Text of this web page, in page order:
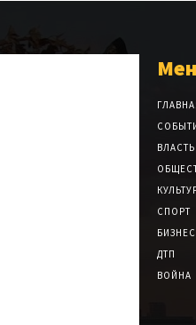
ВЛАСТЬ
СПОРТ
БИЗНЕС
ДТП
ВОЙНА